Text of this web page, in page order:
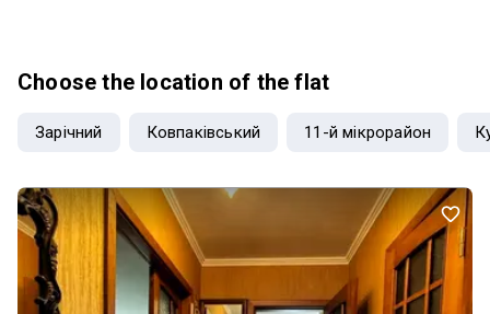
Choose the location of the flat
Зарічний Ковпаківський 11-й мікрорайон